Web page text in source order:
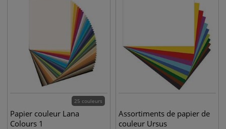
25 couleurs
Papier couleur Lana
Colours 1
Assortiments de papier de
couleur Ursus